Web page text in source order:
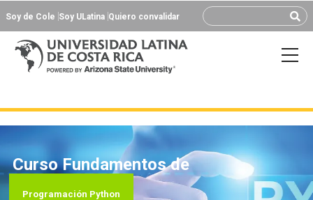
Soy de Cole Soy ULatina Quiero convalidar
Curso Fundamentos de
Programación Python